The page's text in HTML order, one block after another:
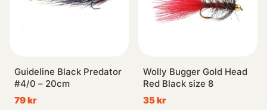
Guideline Black Predator
#4/0 – 20cm
79 kr
Wolly Bugger Gold Head
Red Black size 8
35 kr